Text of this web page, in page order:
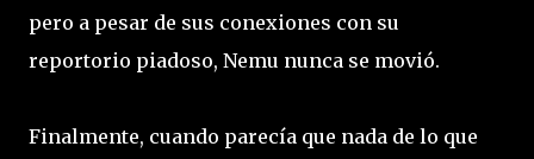
pero a pesar de sus conexiones con su
reportorio piadoso, Nemu nunca se movió.
Finalmente, cuando parecía que nada de lo que